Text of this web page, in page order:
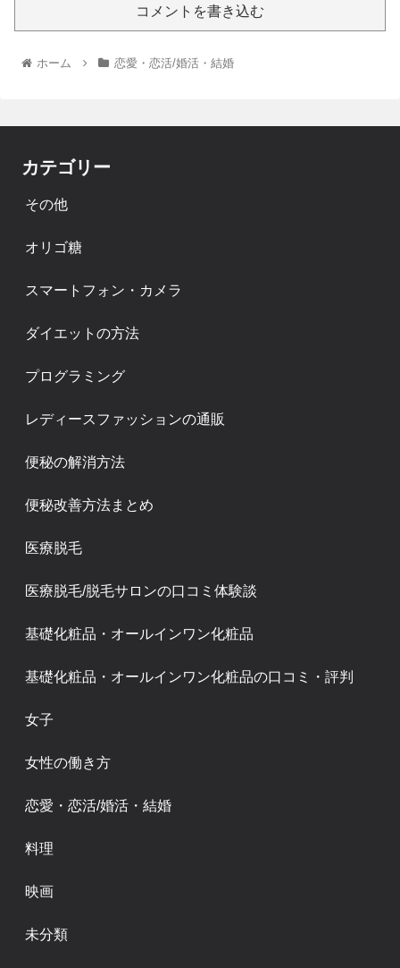
コメントを書き込む
ホーム 恋愛・恋活/婚活・結婚
カテゴリー
その他
オリゴ糖
スマートフォン・カメラ
ダイエットの方法
プログラミング
レディースファッションの通販
便秘の解消方法
便秘改善方法まとめ
医療脱毛
医療脱毛/脱毛サロンの口コミ体験談
基礎化粧品・オールインワン化粧品
基礎化粧品・オールインワン化粧品の口コミ・評判
女子
女性の働き方
恋愛・恋活/婚活・結婚
料理
映画
未分類